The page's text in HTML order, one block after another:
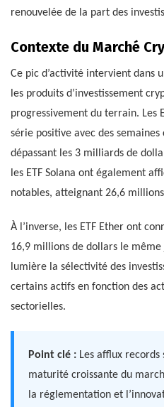
renouvelée de la part des
Contexte du Marché
Ce pic d’activité intervient dans
les produits d’investissement
progressivement du terrain. Les
série positive avec des semaines
dépassant les 3 milliards de
les ETF Solana ont également
notables, atteignant 26,6
À l’inverse, les ETF Ether ont
16,9 millions de dollars le
lumière la sélectivité des
certains actifs en fonction des
sectorielles.
Point clé : Les afflux records
maturité croissante du
la réglementation et